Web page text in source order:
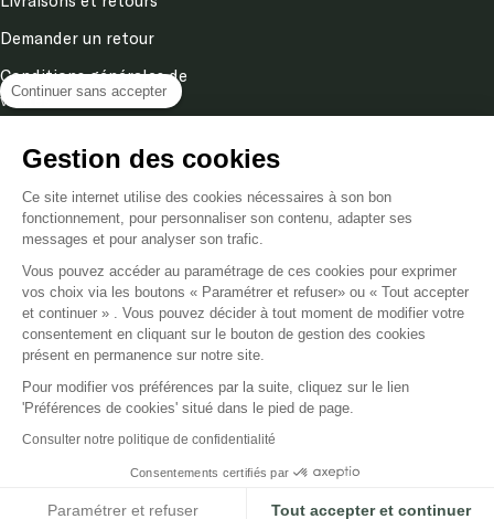
Continuer sans accepter
Gestion des cookies
Ce site internet utilise des cookies nécessaires à son bon
fonctionnement, pour personnaliser son contenu, adapter ses
messages et pour analyser son trafic.
Vous pouvez accéder au paramétrage de ces cookies pour exprimer
vos choix via les boutons « Paramétrer et refuser» ou « Tout accepter
et continuer » . Vous pouvez décider à tout moment de modifier votre
consentement en cliquant sur le bouton de gestion des cookies
présent en permanence sur notre site.
Pour modifier vos préférences par la suite, cliquez sur le lien
'Préférences de cookies' situé dans le pied de page.
Consulter notre politique de confidentialité
Consentements certifiés par
Paramétrer et refuser Tout accepter et continuer
AJOUTER AU PANIER - 32,90 €
Demander un retour
Conditions générales de
ventes
Mentions légales
Politique de confidentialité
& cookies
Langue
Poméol 2026